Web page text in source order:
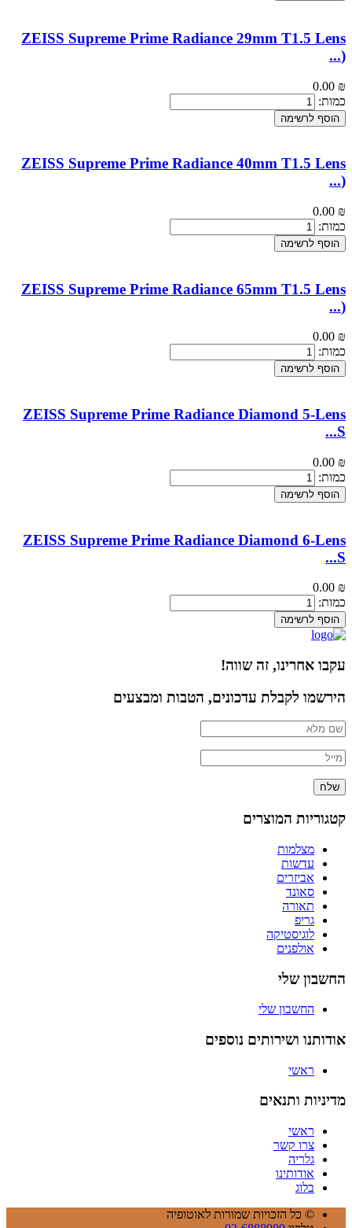
ZEISS Supreme Prime Radiance 29mm T1.5 Lens
(
...
0.00 ₪
כמות:
הוסף לרשימה
ZEISS Supreme Prime Radiance 40mm T1.5 Lens
(
...
0.00 ₪
כמות:
הוסף לרשימה
ZEISS Supreme Prime Radiance 65mm T1.5 Lens
(
...
0.00 ₪
כמות:
הוסף לרשימה
ZEISS Supreme Prime Radiance Diamond 5-Lens
S
...
0.00 ₪
כמות:
הוסף לרשימה
ZEISS Supreme Prime Radiance Diamond 6-Lens
S
...
0.00 ₪
כמות:
הוסף לרשימה
עקבו אחרינו, זה שווה!
הירשמו לקבלת עדכונים, הטבות ומבצעים
שלח
קטגוריות המוצרים
מצלמות
עדשות
אביזרים
סאונד
תאורה
גריפ
לוגיסטיקה
אולפנים
החשבון שלי
החשבון שלי
אודותנו ושירותים נוספים
ראשי
מדיניות ותנאים
ראשי
צרו קשר
גלריה
אודותינו
בלוג
© כל הזכויות שמורות לאוטופיה